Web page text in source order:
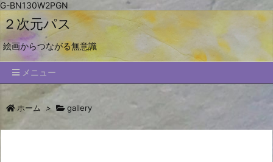
G-BN130W2PGN
２次元パス
絵画からつながる無意識
メニュー
ホーム > gallery